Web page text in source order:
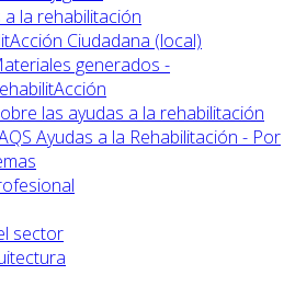
a la rehabilitación
Ciudadana (local)
generados -
las ayudas a la rehabilitación
Ayudas a la Rehabilitación - Por
sector